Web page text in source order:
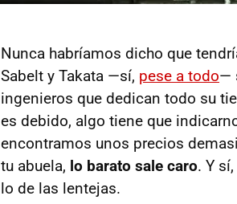
Nunca habríamos dicho que
Sabelt y Takata —sí, pese a todo—
ingenieros que dedican todo su
es debido, algo tiene que
encontramos unos precios
tu abuela, lo barato sale caro. Y
lo de las lentejas.